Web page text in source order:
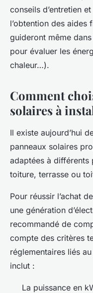
conseils d’entretien
l’obtention des aides
guideront même
pour évaluer les
chaleur…).
Comment
solaires à
Il existe aujourd’hui
panneaux solaires
adaptées à différents
toiture, terrasse ou
Pour réussir l’achat
une génération
recommandé de
compte des critères
réglementaires liés
inclut :
La puissance en